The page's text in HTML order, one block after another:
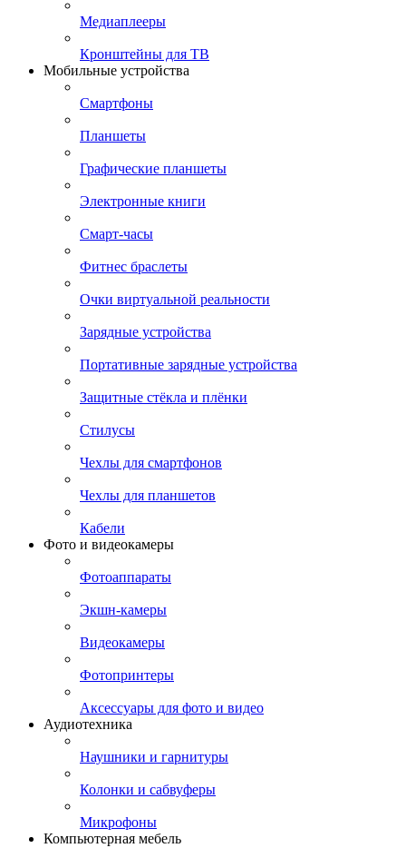
Медиаплееры
Кронштейны для ТВ
Мобильные устройства
Смартфоны
Планшеты
Графические планшеты
Электронные книги
Смарт-часы
Фитнес браслеты
Очки виртуальной реальности
Зарядные устройства
Портативные зарядные устройства
Защитные стёкла и плёнки
Стилусы
Чехлы для смартфонов
Чехлы для планшетов
Кабели
Фото и видеокамеры
Фотоаппараты
Экшн-камеры
Видеокамеры
Фотопринтеры
Аксессуары для фото и видео
Аудиотехника
Наушники и гарнитуры
Колонки и сабвуферы
Микрофоны
Компьютерная мебель